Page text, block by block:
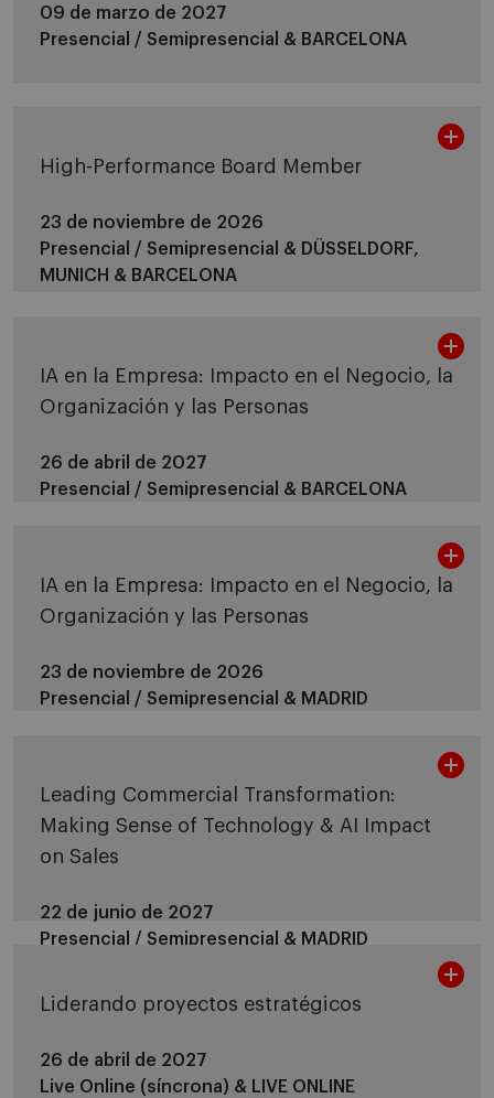
09 de marzo de 2027
Presencial / Semipresencial & BARCELONA
High-Performance Board Member
23 de noviembre de 2026
Presencial / Semipresencial & DÜSSELDORF,
MUNICH & BARCELONA
IA en la Empresa: Impacto en el Negocio, la
Organización y las Personas
26 de abril de 2027
Presencial / Semipresencial & BARCELONA
IA en la Empresa: Impacto en el Negocio, la
Organización y las Personas
23 de noviembre de 2026
Presencial / Semipresencial & MADRID
Leading Commercial Transformation:
Making Sense of Technology & AI Impact
on Sales
22 de junio de 2027
Presencial / Semipresencial & MADRID
Liderando proyectos estratégicos
26 de abril de 2027
Live Online (síncrona) & LIVE ONLINE